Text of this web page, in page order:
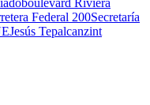
boulevard Riviera
Federal 200Secretaría
Jesús Tepalcanzint